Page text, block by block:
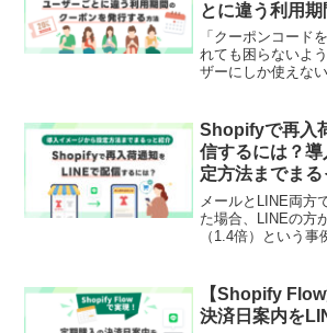
とに違う利用
行する方法
「クーポンコード
れても困らないよ
ザーにしか使えな
発行したい」とい
です。本記事では
に、次回の注文が
カウントクーポン
行し、LINEでクー
う例で具体的な手
Shopifyで再入
信するには？
定方法までま
メールとLINE両方
た場合、LINEの方
（1.4倍）という事
では、Shopifyアプ
Stock」と「CRM
て再入荷通知を
説します。LINEで
的にスタートしま
【Shopify
決済日案内を